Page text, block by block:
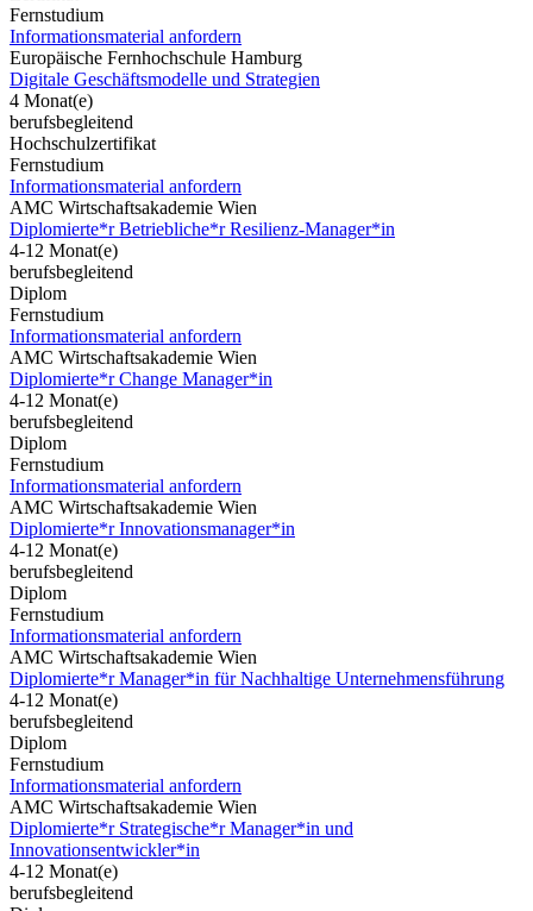
Fernstudium
Informationsmaterial anfordern
Europäische Fernhochschule Hamburg
Digitale Geschäftsmodelle und Strategien
4 Monat(e)
berufsbegleitend
Hochschulzertifikat
Fernstudium
Informationsmaterial anfordern
AMC Wirtschaftsakademie Wien
Diplomierte*r Betriebliche*r Resilienz-Manager*in
4-12 Monat(e)
berufsbegleitend
Diplom
Fernstudium
Informationsmaterial anfordern
AMC Wirtschaftsakademie Wien
Diplomierte*r Change Manager*in
4-12 Monat(e)
berufsbegleitend
Diplom
Fernstudium
Informationsmaterial anfordern
AMC Wirtschaftsakademie Wien
Diplomierte*r Innovationsmanager*in
4-12 Monat(e)
berufsbegleitend
Diplom
Fernstudium
Informationsmaterial anfordern
AMC Wirtschaftsakademie Wien
Diplomierte*r Manager*in für Nachhaltige Unternehmensführung
4-12 Monat(e)
berufsbegleitend
Diplom
Fernstudium
Informationsmaterial anfordern
AMC Wirtschaftsakademie Wien
Diplomierte*r Strategische*r Manager*in und
Innovationsentwickler*in
4-12 Monat(e)
berufsbegleitend